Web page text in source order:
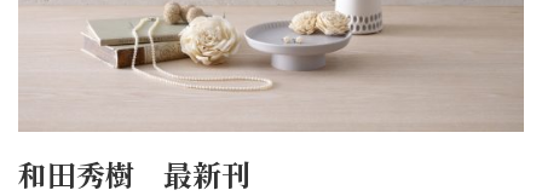
和田秀樹 最新刊